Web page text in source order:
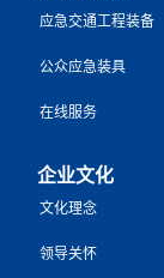
应急交通工程装备
公众应急装具
在线服务
企业文化
文化理念
领导关怀